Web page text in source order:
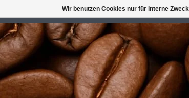
VERFÜGBAR MO-FR VOR 16 UHR
Wir benutzen Cookies nur für interne